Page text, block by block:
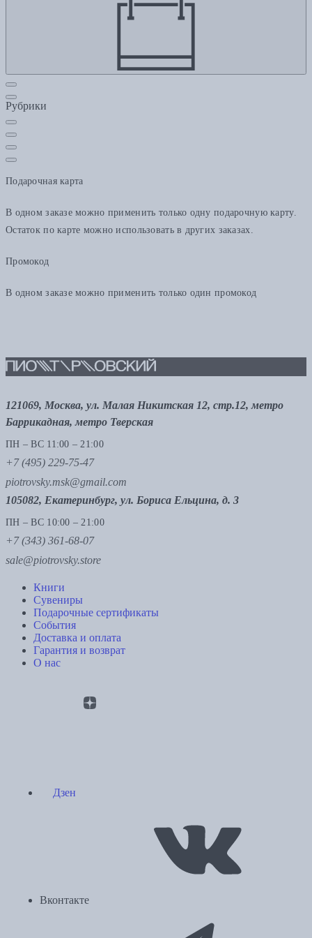
Рубрики
Подарочная карта
В одном заказе можно применить только одну подарочную карту.
Остаток по карте можно использовать в других заказах.
Промокод
В одном заказе можно применить только один промокод
121069, Москва, ул. Малая Никитская 12, стр.12, метро
Баррикадная, метро Тверская
ПН – ВС 11:00 – 21:00
+7 (495) 229-75-47
piotrovsky.msk@gmail.com
105082, Екатеринбург, ул. Бориса Ельцина, д. 3
ПН – ВС 10:00 – 21:00
+7 (343) 361-68-07
sale@piotrovsky.store
Книги
Сувениры
Подарочные сертификаты
События
Доставка и оплата
Гарантия и возврат
О нас
Дзен
Вконтакте